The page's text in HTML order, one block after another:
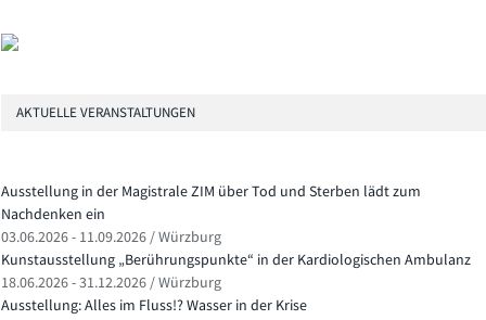
AKTUELLE VERANSTALTUNGEN
Ausstellung in der Magistrale ZIM über Tod und Sterben lädt zum
Nachdenken ein
03.06.2026 - 11.09.2026 / Würzburg
Kunstausstellung „Berührungspunkte“ in der Kardiologischen Ambulanz
18.06.2026 - 31.12.2026 / Würzburg
Ausstellung: Alles im Fluss!? Wasser in der Krise